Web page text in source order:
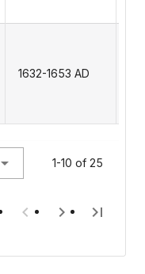
1632-1653 AD
1-10 of 25